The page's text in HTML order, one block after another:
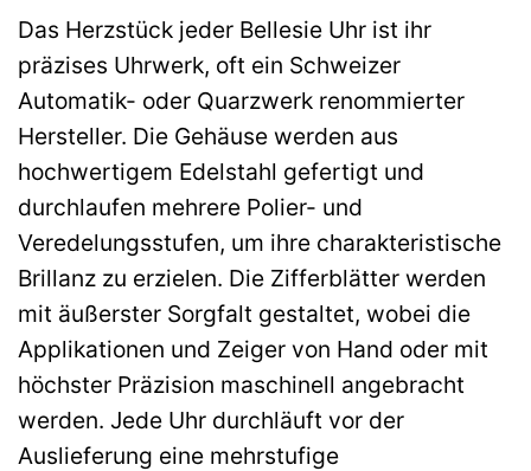
Das Herzstück jeder Bellesie Uhr ist ihr
präzises Uhrwerk, oft ein Schweizer
Automatik- oder Quarzwerk renommierter
Hersteller. Die Gehäuse werden aus
hochwertigem Edelstahl gefertigt und
durchlaufen mehrere Polier- und
Veredelungsstufen, um ihre charakteristische
Brillanz zu erzielen. Die Zifferblätter werden
mit äußerster Sorgfalt gestaltet, wobei die
Applikationen und Zeiger von Hand oder mit
höchster Präzision maschinell angebracht
werden. Jede Uhr durchläuft vor der
Auslieferung eine mehrstufige